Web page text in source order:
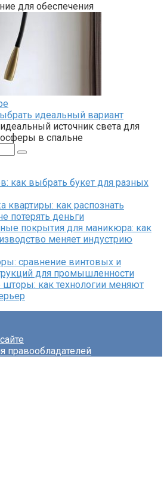
для обеспечения
идеальный вариант
источник света для
в спальне
как выбрать букет для разных
квартиры: как распознать
потерять деньги
покрытия для маникюра: как
меняет индустрию
сравнение винтовых и
для промышленности
как технологии меняют
правообладателей